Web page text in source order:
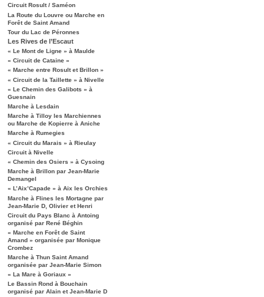
Circuit Rosult / Saméon
La Route du Louvre ou Marche en
Forêt de Saint Amand
Tour du Lac de Péronnes
Les Rives de l’Escaut
« Le Mont de Ligne » à Maulde
« Circuit de Cataine »
« Marche entre Rosult et Brillon »
« Circuit de la Taillette » à Nivelle
« Le Chemin des Galibots » à
Guesnain
Marche à Lesdain
Marche à Tilloy les Marchiennes
ou Marche de Kopierre à Aniche
Marche à Rumegies
« Circuit du Marais » à Rieulay
Circuit à Nivelle
« Chemin des Osiers » à Cysoing
Marche à Brillon par Jean-Marie
Demangel
« L’Aix’Capade » à Aix les Orchies
Marche à Flines les Mortagne par
Jean-Marie D, Olivier et Henri
Circuit du Pays Blanc à Antoing
organisé par René Béghin
« Marche en Forêt de Saint
Amand » organisée par Monique
Crombez
Marche à Thun Saint Amand
organisée par Jean-Marie Simon
« La Mare à Goriaux »
Le Bassin Rond à Bouchain
organisé par Alain et Jean-Marie D